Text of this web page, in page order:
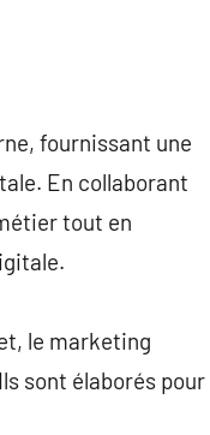
fournissant une
En collaborant
tout en
le marketing
sont élaborés pour